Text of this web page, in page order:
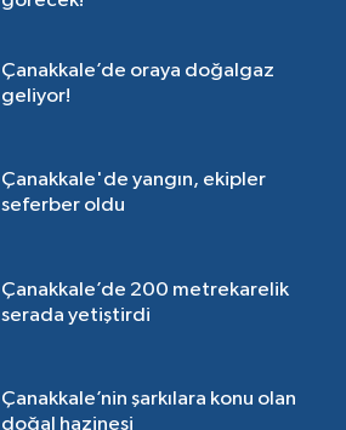
Çanakkale’de oraya doğalgaz
geliyor!
Çanakkale'de yangın, ekipler
seferber oldu
Çanakkale’de 200 metrekarelik
serada yetiştirdi
Çanakkale’nin şarkılara konu olan
doğal hazinesi